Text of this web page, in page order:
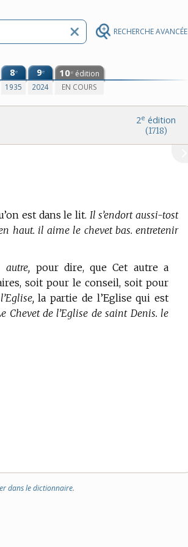
RECHERCHE AVANCÉE
8e
1935
9e
2024
10e édition
EN COURS
2e édition
(1718)
est dans le lit. Il s’endort aussi-tost
haut. il aime le chevet bas. entretenir
autre, pour dire, que Cet autre a
soit pour le conseil, soit pour
la partie de l’Eglise qui est
Chevet de l’Eglise de saint Denis. le
dans le dictionnaire.